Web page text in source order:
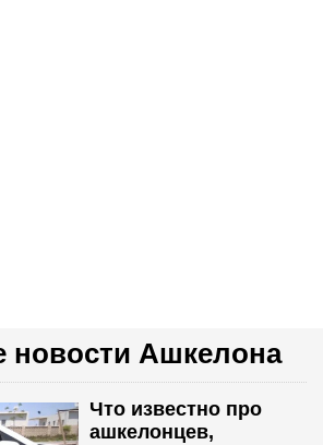
новости Ашкелона
Что известно про
ашкелонцев,